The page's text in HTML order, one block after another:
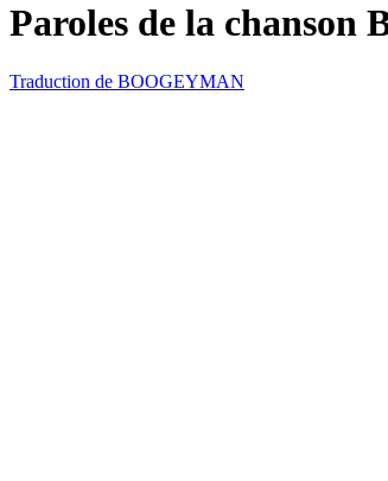
Paroles de la
Traduction de BOOGEYMAN